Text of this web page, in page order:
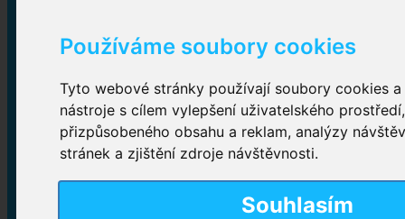
Používáme soubory cookies
Tyto webové stránky používají soubory cookies
nástroje s cílem vylepšení uživatelského
přizpůsobeného obsahu a reklam, analýzy
stránek a zjištění zdroje návštěvnosti.
Souhlasím
Bylinky
Inkontinenční kalhotky
Plenkové kalhotky navlékací,Plenkové kalhotky
zalepovací,Inkontinenční kalhotky dámské,
Inkontinenční kalhotky pro muže